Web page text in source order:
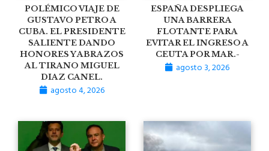
POLÉMICO VIAJE DE
GUSTAVO PETRO A
CUBA. EL PRESIDENTE
SALIENTE DANDO
HONORES Y ABRAZOS
AL TIRANO MIGUEL
DIAZ CANEL.
agosto 4, 2026
ESPAÑA DESPLIEGA
UNA BARRERA
FLOTANTE PARA
EVITAR EL INGRESO A
CEUTA POR MAR.-
agosto 3, 2026